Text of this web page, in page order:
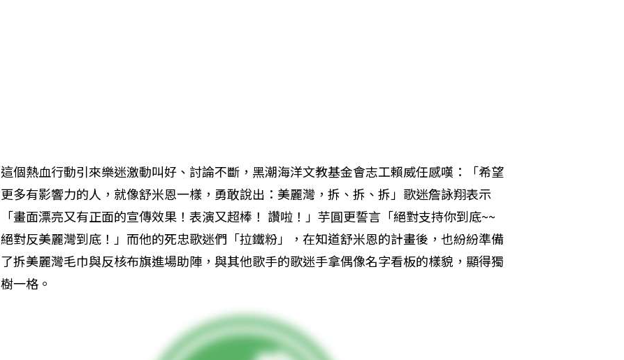
這個熱血行動引來樂迷激動叫好、討論不斷，黑潮海洋文教基金會志工賴威任感嘆：「希望
更多有影響力的人，就像舒米恩一樣，勇敢說出：美麗灣，拆、拆、拆」歌迷詹詠翔表示
「畫面漂亮又有正面的宣傳效果！表演又超棒！ 讚啦！」芋圓更誓言「絕對支持你到底~~
絕對反美麗灣到底！」而他的死忠歌迷們「拉鐵粉」，在知道舒米恩的計畫後，也紛紛準備
了拆美麗灣毛巾與反核布旗進場助陣，與其他歌手的歌迷手拿偶像名字看板的樣貌，顯得獨
樹一格。